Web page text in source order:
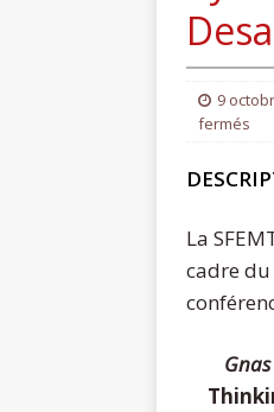
9
fermés
La
cadre du